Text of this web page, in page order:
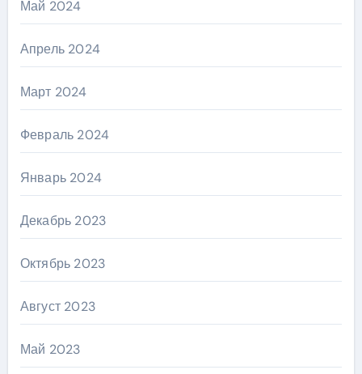
Май 2024
Апрель 2024
Март 2024
Февраль 2024
Январь 2024
Декабрь 2023
Октябрь 2023
Август 2023
Май 2023